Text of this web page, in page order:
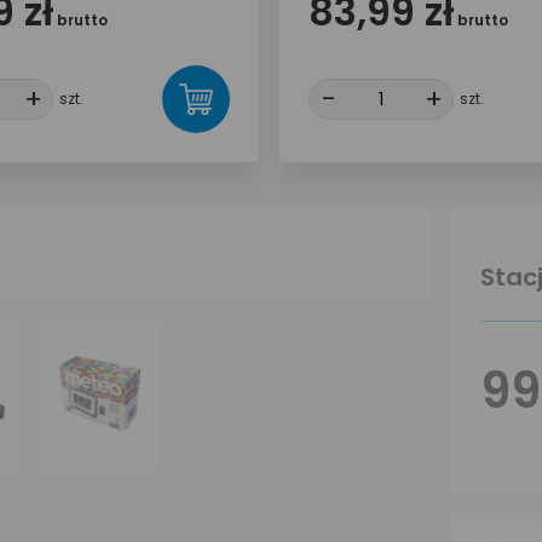
zł brutto
+ +
szt.
83,99 zł brutto
- + +
szt.